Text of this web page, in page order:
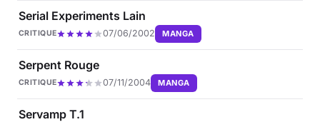
Serial Experiments Lain
CRITIQUE 07/06/2002 MANGA
Serpent Rouge
CRITIQUE 07/11/2004 MANGA
Servamp T.1